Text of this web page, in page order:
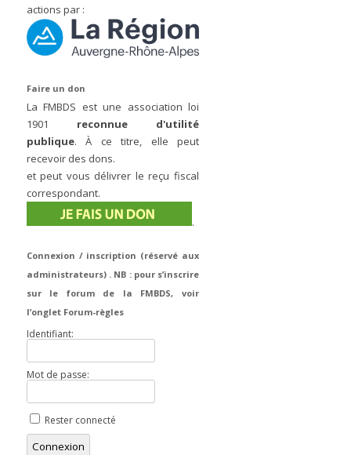
actions par :
Faire un don
La FMBDS est une association loi
1901 reconnue d'utilité
publique. À ce titre, elle peut
recevoir des dons.
et peut vous délivrer le reçu fiscal
correspondant.
.
Connexion / inscription (réservé aux
administrateurs) . NB : pour s’inscrire
sur le forum de la FMBDS, voir
l’onglet Forum-règles
Identifiant:
Mot de passe:
Rester connecté
Connexion